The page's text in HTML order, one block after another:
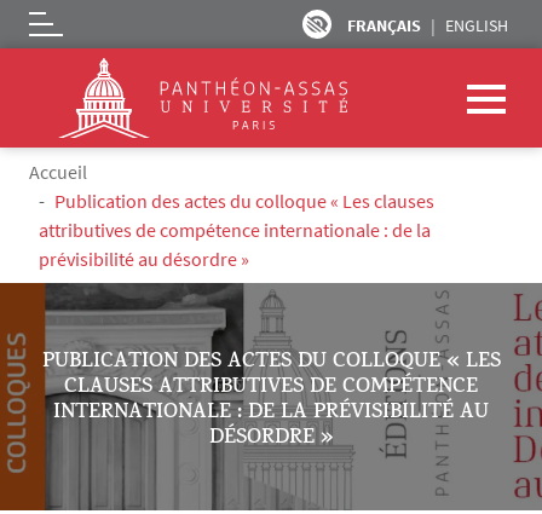
Aller au contenu principal
FRANÇAIS ENGLISH
Logo
Fil d'Ariane
Accueil
Publication des actes du colloque « Les clauses
attributives de compétence internationale : de la
prévisibilité au désordre »
PUBLICATION DES ACTES DU COLLOQUE « LES
CLAUSES ATTRIBUTIVES DE COMPÉTENCE
INTERNATIONALE : DE LA PRÉVISIBILITÉ AU
DÉSORDRE »